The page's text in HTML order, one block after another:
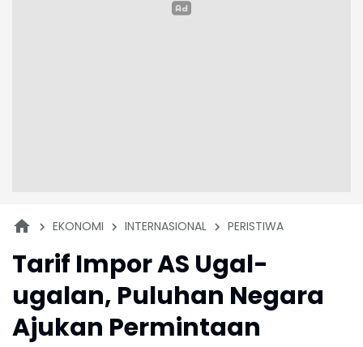
EKONOMI INTERNASIONAL PERISTIWA
Tarif Impor AS Ugal-
ugalan, Puluhan Negara
Ajukan Permintaan